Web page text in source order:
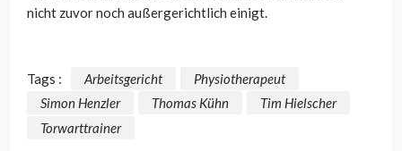
nicht zuvor noch außergerichtlich einigt.
Tags : Arbeitsgericht
Physiotherapeut
Simon Henzler
Thomas Kühn
Tim Hielscher
Torwarttrainer